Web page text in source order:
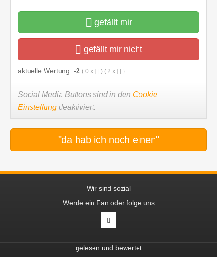
gefällt mir
gefällt mir nicht
aktuelle Wertung: -2 ( 0 x ) ( 2 x )
Social Media Buttons sind in den Cookie
Einstellung deaktiviert.
"da hab ich noch einen"
Wir sind sozial
Werde ein Fan oder folge uns
gelesen und bewertet